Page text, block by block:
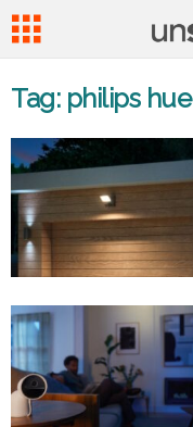
Tag: philips hue